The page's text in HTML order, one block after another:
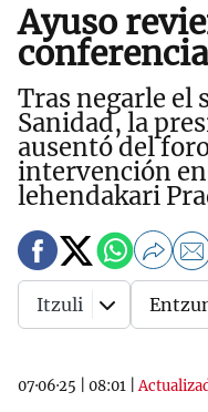
Ayuso
Tras negarle el
Sanidad, la
ausentó del
intervención
lehendakari
07·06·25 08:01 |
Itzuli